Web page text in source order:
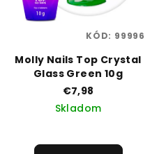
d
uMolly Nails Top Crystal
Glass Green 10g
€7,98
Skladom
KÓD: 99996